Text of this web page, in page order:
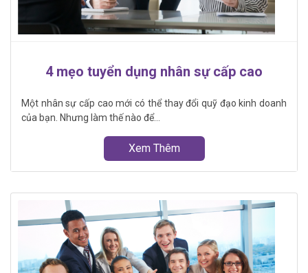
4 mẹo tuyển dụng nhân sự cấp cao
Một nhân sự cấp cao mới có thể thay đổi quỹ đạo kinh doanh
của bạn. Nhưng làm thế nào để...
Xem Thêm